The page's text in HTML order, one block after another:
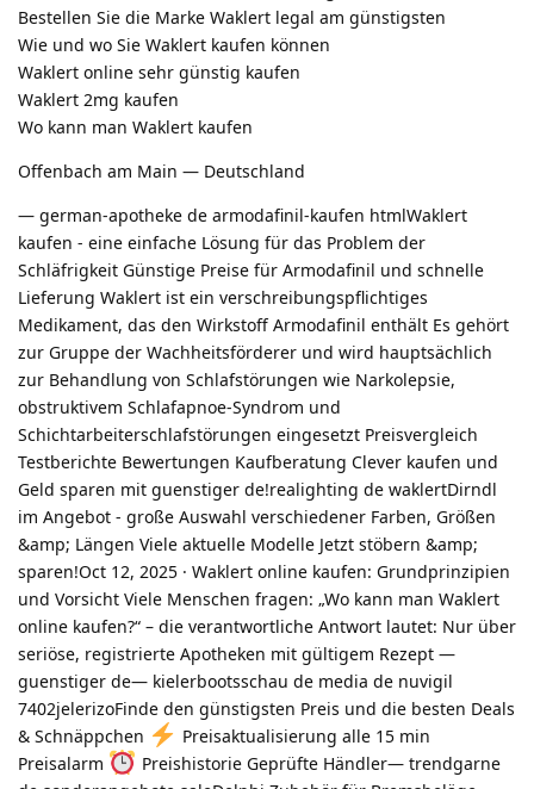
Bestellen Sie die Marke Waklert legal am günstigsten
Wie und wo Sie Waklert kaufen können
Waklert online sehr günstig kaufen
Waklert 2mg kaufen
Wo kann man Waklert kaufen
Offenbach am Main — Deutschland
— german-apotheke de armodafinil-kaufen htmlWaklert
kaufen - eine einfache Lösung für das Problem der
Schläfrigkeit Günstige Preise für Armodafinil und schnelle
Lieferung Waklert ist ein verschreibungspflichtiges
Medikament, das den Wirkstoff Armodafinil enthält Es gehört
zur Gruppe der Wachheitsförderer und wird hauptsächlich
zur Behandlung von Schlafstörungen wie Narkolepsie,
obstruktivem Schlafapnoe-Syndrom und
Schichtarbeiterschlafstörungen eingesetzt Preisvergleich
Testberichte Bewertungen Kaufberatung Clever kaufen und
Geld sparen mit guenstiger de!realighting de waklertDirndl
im Angebot - große Auswahl verschiedener Farben, Größen
&amp; Längen Viele aktuelle Modelle Jetzt stöbern &amp;
sparen!Oct 12, 2025 · Waklert online kaufen: Grundprinzipien
und Vorsicht Viele Menschen fragen: „Wo kann man Waklert
online kaufen?“ – die verantwortliche Antwort lautet: Nur über
seriöse, registrierte Apotheken mit gültigem Rezept —
guenstiger de— kielerbootsschau de media de nuvigil
7402jelerizoFinde den günstigsten Preis und die besten Deals
& Schnäppchen
Preisaktualisierung alle 15 min
Preisalarm
Preishistorie Geprüfte Händler— trendgarne